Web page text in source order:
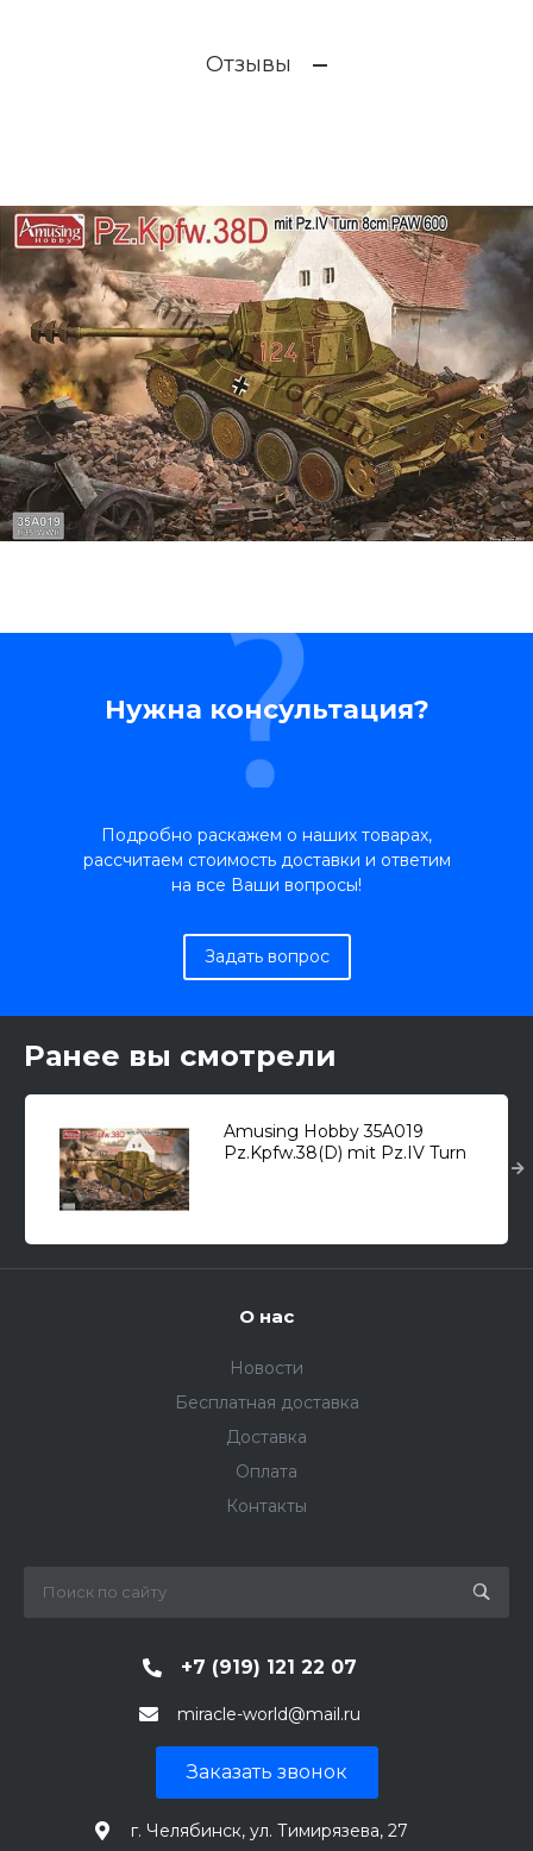
Отзывы
Нужна консультация?
Подробно раскажем о наших товарах,
рассчитаем стоимость доставки и ответим
на все Ваши вопросы!
Задать вопрос
Ранее вы смотрели
Amusing Hobby 35A019
Pz.Kpfw.38(D) mit Pz.IV Turn
О нас
Новости
Бесплатная доставка
Доставка
Оплата
Контакты
+7 (919) 121 22 07
miracle-world@mail.ru
Заказать звонок
г. Челябинск, ул. Тимирязева, 27